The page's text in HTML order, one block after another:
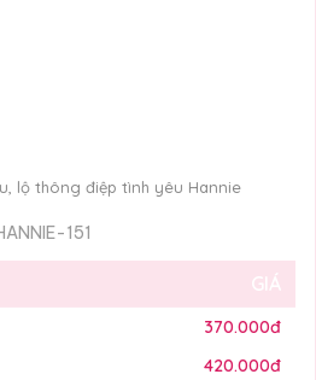
lộ thông điệp tình yêu Hannie
151
GIÁ
370.000đ
420.000đ